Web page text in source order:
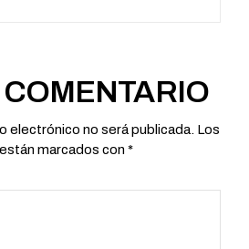
electrónico no será publicada. Los
marcados con*